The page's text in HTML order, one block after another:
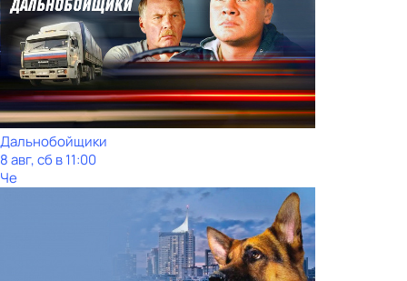
Дальнобойщики
8 авг, сб в 11:00
Че